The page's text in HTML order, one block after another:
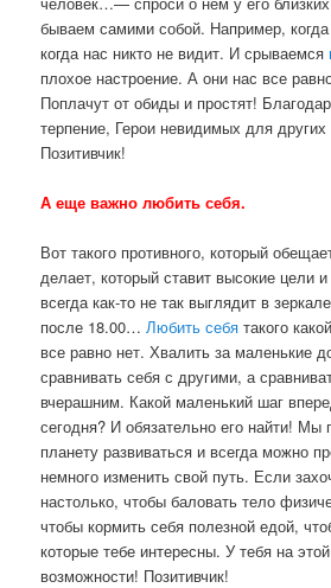
бываем самими собой. Например,
когда нас никто не видит. И срываемся
плохое настроение. А они нас все
Поплачут от обиды и простят!
терпение, Герои невидимых для
Позитивчик!
А еще важно любить себя.
Вот такого противного, который
делает, который ставит высокие цели
всегда как-то не так выглядит в
после 18.00…Любить себя такого
все равно нет. Хвалить за маленькие
сравнивать себя с другими, а
вчерашним. Какой маленький шаг
сегодня? И обязательно его найти! Мы
планету развиваться и всегда можно
немного изменить свой путь. Если
настолько, чтобы баловать тело
чтобы кормить себя полезной едой,
которые тебе интересны. У тебя на
возможности! Позитивчик!